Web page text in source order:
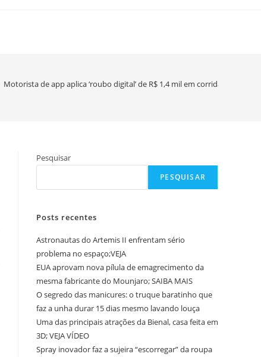
Motorista de app aplica ‘roubo digital’ de R$ 1,4 mil em corrida que
Pesquisar
PESQUISAR
Posts recentes
Astronautas do Artemis II enfrentam sério
problema no espaço;VEJA
EUA aprovam nova pílula de emagrecimento da
mesma fabricante do Mounjaro; SAIBA MAIS
O segredo das manicures: o truque baratinho que
faz a unha durar 15 dias mesmo lavando louça
Uma das principais atrações da Bienal, casa feita em
3D; VEJA VÍDEO
Spray inovador faz a sujeira “escorregar” da roupa